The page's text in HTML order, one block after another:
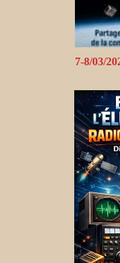
7-8/03/